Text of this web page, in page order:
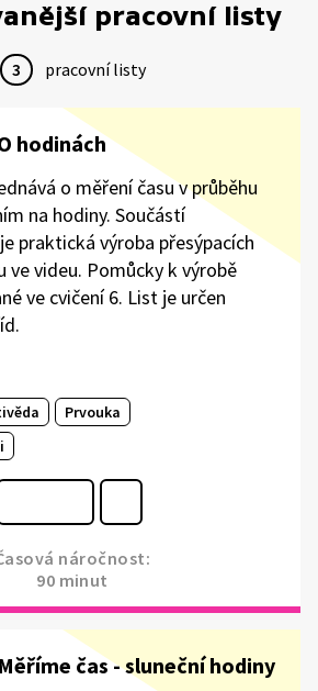
pracovní listy
3 pracovní listy
hodinách
o měření času v průběhu
na hodiny. Součástí
praktická výroba přesýpacích
ve videu. Pomůcky k výrobě
ve cvičení 6. List je určen
Prvouka
náročnost:
90 minut
čas - sluneční hodiny